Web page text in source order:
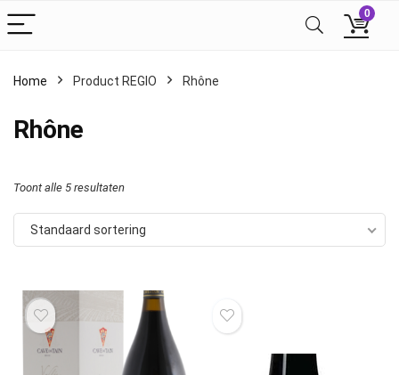
0
Home Product REGIO Rhône
Rhône
Toont alle 5 resultaten
Standaard sortering